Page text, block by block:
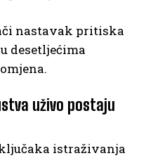
nastavak pritiska
desetljećima
uživo postaju
istraživanja